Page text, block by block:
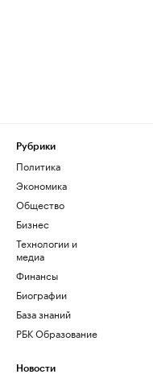
Рубрики
Политика
Экономика
Общество
Бизнес
Технологии и
медиа
Финансы
Биографии
База знаний
РБК Образование
Новости